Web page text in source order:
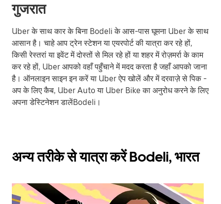
गुजरात
Uber के साथ कार के बिना Bodeli के आस-पास घूमना Uber के साथ
आसान है। चाहे आप ट्रेन स्टेशन या एयरपोर्ट की यात्रा कर रहे हों,
किसी रेस्तरां या इवेंट में दोस्तों से मिल रहे हों या शहर में रोज़मर्रा के काम
कर रहे हों, Uber आपको वहाँ पहुँचाने में मदद करता है जहाँ आपको जाना
है। ऑनलाइन साइन इन करें या Uber ऐप खोलें और में दरवाज़े से पिक -
अप के लिए कैब, Uber Auto या Uber Bike का अनुरोध करने के लिए
अपना डेस्टिनेशन डालेंBodeli।
अन्य तरीके से यात्रा करें Bodeli, भारत